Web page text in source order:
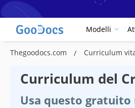
Modelli
Thegoodocs.com Curriculum
Curriculum del
Usa questo gratuito